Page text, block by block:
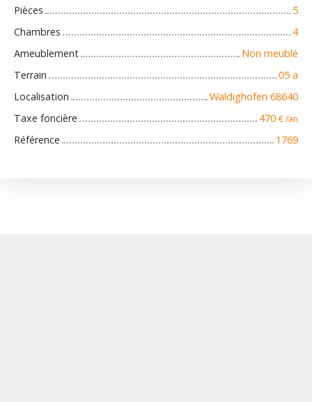
Pièces
5
Chambres
4
Ameublement
Non meublé
Terrain
05 a
Localisation
Waldighofen 68640
Taxe foncière
470 € /an
Référence 1769